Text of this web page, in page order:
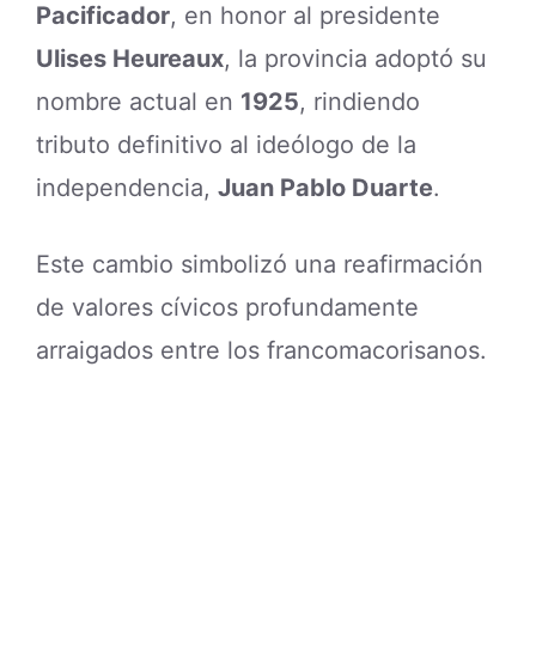
Pacificador, en honor al presidente
Ulises Heureaux, la provincia adoptó su
nombre actual en 1925, rindiendo
tributo definitivo al ideólogo de la
independencia, Juan Pablo Duarte.
Este cambio simbolizó una reafirmación
de valores cívicos profundamente
arraigados entre los francomacorisanos.